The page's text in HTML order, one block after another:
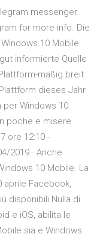
messenger.
for more info. Die
10 Mobile
informierte Quelle
mäßig breit
dieses Jahr
per Windows 10
poche e misere
ore 12:10 -
2019 · Anche
10 Mobile. La
aprile Facebook,
disponibili.Nulla di
e iOS, abilita le
sia e Windows